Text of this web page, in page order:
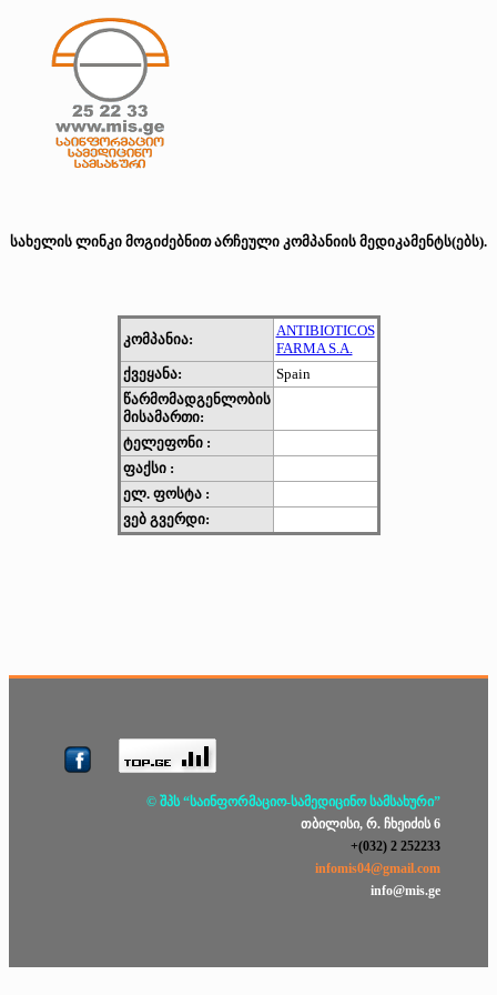
სახელის ლინკი მოგიძებნით არჩეული კომპანიის მედიკამენტს(ებს).
კომპანია:
ANTIBIOTICOS
FARMA S.A.
ქვეყანა:
Spain
წარმომადგენლობის
მისამართი:
ტელეფონი :
ფაქსი :
ელ. ფოსტა :
ვებ გვერდი:
© შპს “საინფორმაციო-სამედიცინო სამსახური”
თბილისი, რ. ჩხეიძის 6
+(032) 2 252233
infomis04@gmail.com
info@mis.ge